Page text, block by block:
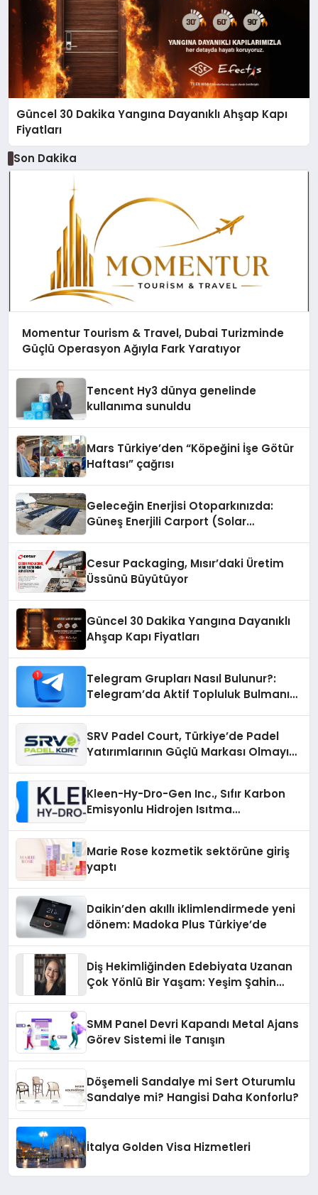
Güncel 30 Dakika Yangına Dayanıklı Ahşap Kapı
Fiyatları
Son Dakika
Momentur Tourism & Travel, Dubai Turizminde
Güçlü Operasyon Ağıyla Fark Yaratıyor
Tencent Hy3 dünya genelinde
kullanıma sunuldu
Mars Türkiye’den “Köpeğini İşe Götür
Haftası” çağrısı
Geleceğin Enerjisi Otoparkınızda:
Güneş Enerjili Carport (Solar
Cesur Packaging, Mısır’daki Üretim
Üssünü Büyütüyor
Güncel 30 Dakika Yangına Dayanıklı
Ahşap Kapı Fiyatları
Telegram Grupları Nasıl Bulunur?:
Telegram’da Aktif Topluluk Bulmanın
SRV Padel Court, Türkiye’de Padel
Yatırımlarının Güçlü Markası Olmayı
Kleen-Hy-Dro-Gen Inc., Sıfır Karbon
Emisyonlu Hidrojen Isıtma
Marie Rose kozmetik sektörüne giriş
yaptı
Daikin’den akıllı iklimlendirmede yeni
dönem: Madoka Plus Türkiye’de
Diş Hekimliğinden Edebiyata Uzanan
Çok Yönlü Bir Yaşam: Yeşim Şahin
SMM Panel Devri Kapandı Metal Ajans
Görev Sistemi İle Tanışın
Döşemeli Sandalye mi Sert Oturumlu
Sandalye mi? Hangisi Daha Konforlu?
İtalya Golden Visa Hizmetleri